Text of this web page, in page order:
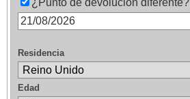
¿Punto de devolución diferente?
Residencia
Edad